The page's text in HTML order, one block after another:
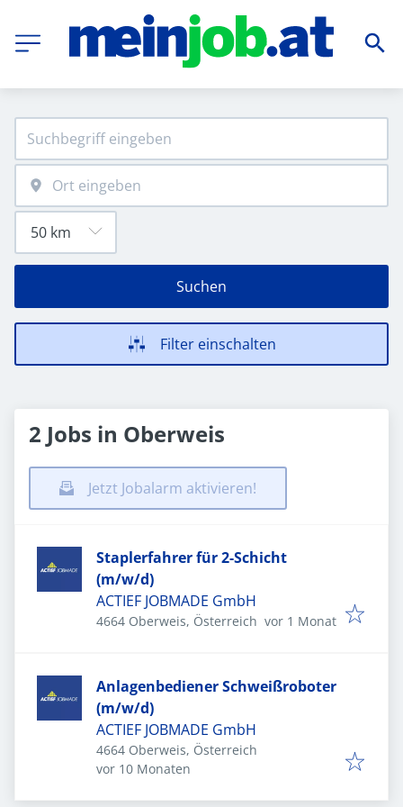
Suchen
Filter einschalten
2 Jobs in Oberweis
Jetzt Jobalarm aktivieren!
Staplerfahrer für 2-Schicht
(m/w/d)
ACTIEF JOBMADE GmbH
4664 Oberweis, Österreich Veröffentlicht :
vor 1 Monat
Anlagenbediener Schweißroboter
(m/w/d)
ACTIEF JOBMADE GmbH
4664 Oberweis, Österreich
Veröffentlicht:
vor 10 Monaten